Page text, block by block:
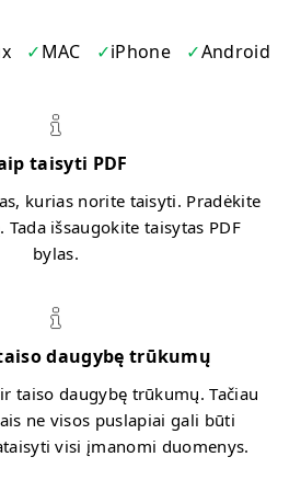
MAC iPhone Android
taisyti PDF
kurias norite taisyti. Pradėkite
Tada išsaugokite taisytas PDF
bylas.
daugybę trūkumų
taiso daugybę trūkumų. Tačiau
ne visos puslapiai gali būti
visi įmanomi duomenys.